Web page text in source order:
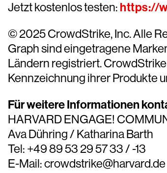
Jetzt kostenlos testen: https://
© 2025 CrowdStrike, Inc. Alle
Graph sind eingetragene
Ländern registriert.
Kennzeichnung ihrer Produkte
Für weitere Informationen
HARVARD ENGAGE!
Ava Dühring / Katharina Barth
Tel: +49 89 53 29 57 33 / -13
E-Mail: crowdstrike@harvard.de